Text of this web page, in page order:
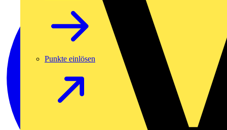
Punkte einlösen